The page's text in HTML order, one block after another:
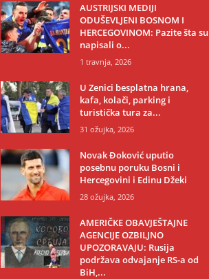
AUSTRIJSKI MEDIJI
ODUŠEVLJENI BOSNOM I
HERCEGOVINOM: Pazite šta su
napisali o...
1 travnja, 2026
U Zenici besplatna hrana,
kafa, kolači, parking i
turistička tura za...
31 ožujka, 2026
Novak Đoković uputio
posebnu poruku Bosni i
Hercegovini i Edinu Džeki
28 ožujka, 2026
AMERIČKE OBAVJEŠTAJNE
AGENCIJE OZBILJNO
UPOZORAVAJU: Rusija
podržava odvajanje RS-a od
BiH,...